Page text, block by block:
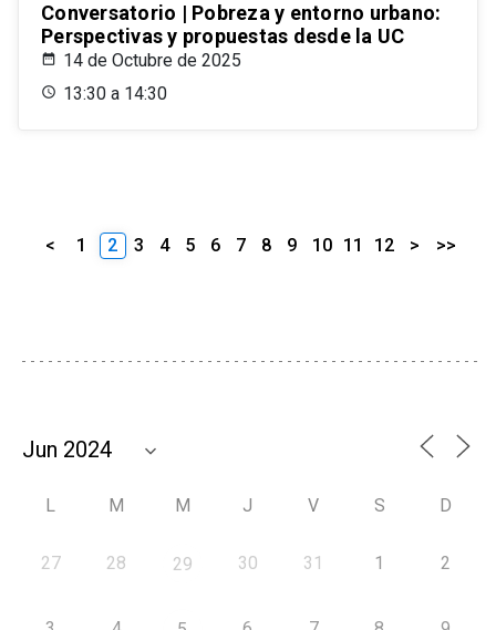
Conversatorio | Pobreza y entorno urbano:
Perspectivas y propuestas desde la UC
14 de Octubre de 2025
13:30 a 14:30
< 1 2 3 4 5 6 7 8 9 10 11 12 > >>
L M M J V S D
27 28 29 30 31 1 2